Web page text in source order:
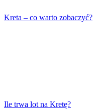
Kreta – co warto zobaczyć?
Ile trwa lot na Kretę?